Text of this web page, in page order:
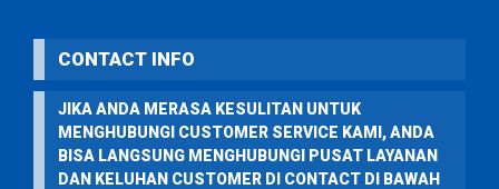
CONTACT INFO
JIKA ANDA MERASA KESULITAN UNTUK
MENGHUBUNGI CUSTOMER SERVICE KAMI, ANDA
BISA LANGSUNG MENGHUBUNGI PUSAT LAYANAN
DAN KELUHAN CUSTOMER DI CONTACT DI BAWAH